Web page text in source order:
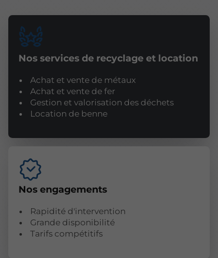
Nos services de recyclage et location
Achat et vente de métaux
Achat et vente de fer
Gestion et valorisation des déchets
Location de benne
Nos engagements
Rapidité d'intervention
Grande disponibilité
Tarifs compétitifs